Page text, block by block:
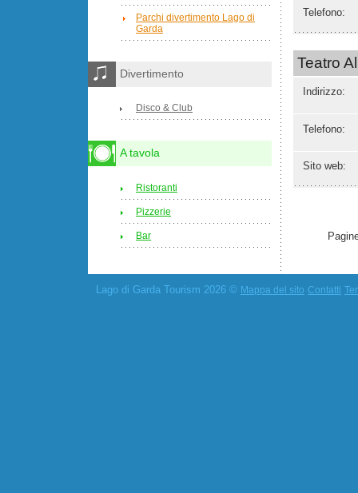
Telefono:
Teatro
Indirizzo:
Telefono:
Sito web:
Parchi divertimento Lago di
Garda
Divertimento
Disco & Club
A tavola
Ristoranti
Pizzerie
Bar
Lago di Garda Tourism 2026 © Mappa del sito Contatti